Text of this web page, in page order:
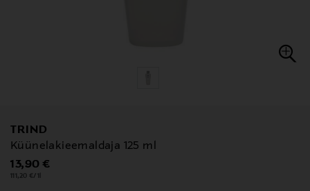
TRIND
Küünelakieemaldaja 125 ml
Original Price
13,90 €
111,20 €/1l